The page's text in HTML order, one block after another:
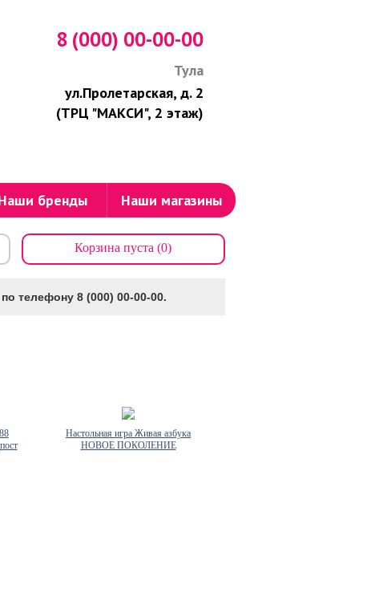
8 (000) 00-00-00
Тула
ул.Пролетарская, д. 2
(ТРЦ "МАКСИ", 2 этаж)
бренды Наши магазины
Корзина пуста (0)
телефону 8 (000) 00-00-00.
Настольная игра Живая азбука
НОВОЕ ПОКОЛЕНИЕ